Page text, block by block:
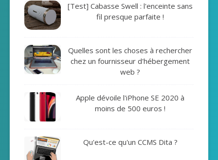
[Test] Cabasse Swell : l'enceinte sans
fil presque parfaite !
Quelles sont les choses à rechercher
chez un fournisseur d'hébergement
web ?
Apple dévoile l'iPhone SE 2020 à
moins de 500 euros !
Qu'est-ce qu'un CCMS Dita ?